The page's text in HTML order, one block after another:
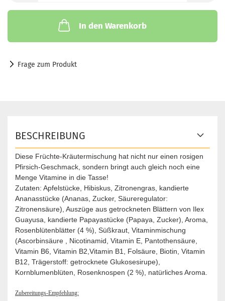
In den Warenkorb
Frage zum Produkt
BESCHREIBUNG
Diese Früchte-Kräutermischung hat nicht nur einen rosigen
Pfirsich-Geschmack, sondern bringt auch gleich noch eine
Menge Vitamine in die Tasse!
Zutaten: Apfelstücke, Hibiskus, Zitronengras, kandierte
Ananasstücke (Ananas, Zucker, Säureregulator:
Zitronensäure), Auszüge aus getrockneten Blättern von Ilex
Guayusa, kandierte Papayastücke (Papaya, Zucker), Aroma,
Rosenblütenblätter (4 %), Süßkraut, Vitaminmischung
(Ascorbinsäure , Nicotinamid, Vitamin E, Pantothensäure,
Vitamin B6, Vitamin B2,Vitamin B1, Folsäure, Biotin, Vitamin
B12, Trägerstoff: getrocknete Glukosesirupe),
Kornblumenblüten, Rosenknospen (2 %), natürliches Aroma.
Zubereitungs-Empfehlung: